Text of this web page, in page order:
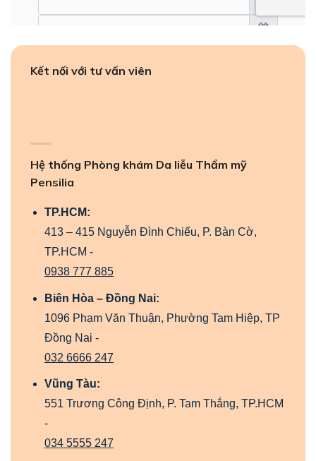
Kết nối với tư vấn viên
Hệ thống Phòng khám Da liễu Thẩm mỹ
Pensilia
TP.HCM:
413 – 415 Nguyễn Đình Chiểu, P. Bàn Cờ,
TP.HCM -
0938 777 885
Biên Hòa – Đồng Nai:
1096 Phạm Văn Thuận, Phường Tam Hiệp, TP
Đồng Nai -
032 6666 247
Vũng Tàu:
551 Trương Công Định, P. Tam Thắng, TP.HCM
-
034 5555 247